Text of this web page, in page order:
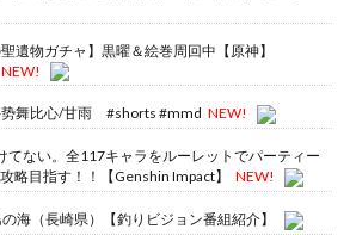
遺物ガチャ】黒曜＆絵巻周回中【原神】
NEW!
势舞比心/甘雨 #shorts #mmd NEW!
てない。全117キャラをルーレットでパーティー
略目指す！！【Genshin Impact】
NEW!
海（長崎県）【釣りビジョン番組紹介】